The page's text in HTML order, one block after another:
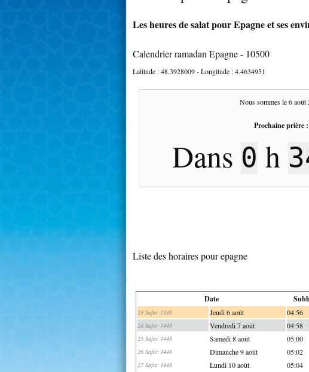
Les heures de salat pour Epagne et ses
Calendrier ramadan Epagne - 10500
Latitude :48.3928009- Longitude :4.4634951
Nous sommes le6 août
Prochaine prière :
Dans 0 h
Liste des horaires pour epagne
Date
23 Safar 1448 Jeudi 6 août 04:56
24 Safar 1448 Vendredi 7 août 04:58
25 Safar 1448 Samedi 8 août 05:00
26 Safar 1448 Dimanche 9 août 05:02
27 Safar 1448 Lundi 10 août 05:04